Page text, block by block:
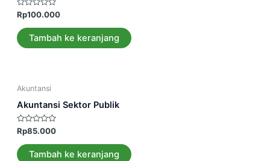
Dinilai
0
dari
5
Rp100.000
Tambah ke keranjang
Akuntansi
Akuntansi Sektor Publik
Dinilai
0
dari
5
Rp85.000
Tambah ke keranjang